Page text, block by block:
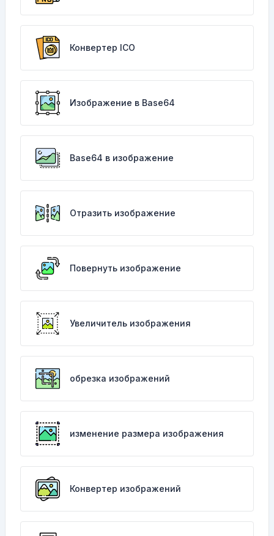
Конвертер ICO
Изображение в Base64
Base64 в изображение
Отразить изображение
Повернуть изображение
Увеличитель изображения
обрезка изображений
изменение размера изображения
Конвертер изображений